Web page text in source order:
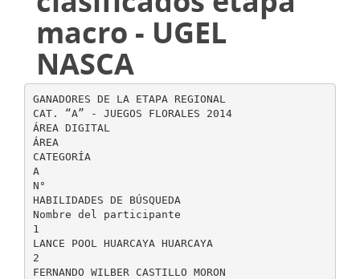
macro - UGEL
NASCA
GANADORES DE LA ETAPA REGIONAL
CAT. “A” - JUEGOS FLORALES 2014
ÁREA DIGITAL
ÁREA
CATEGORÍA
A
N°
HABILIDADES DE BÚSQUEDA
Nombre del participante
1
LANCE POOL HUARCAYA HUARCAYA
2
FERNANDO WILBER CASTILLO MORON